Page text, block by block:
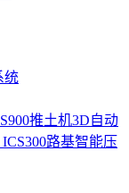
统
推土机3D自动
ICS300路基智能压